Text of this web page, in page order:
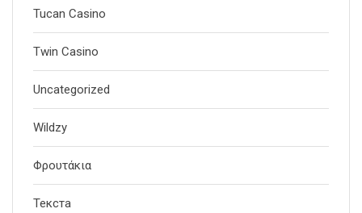
Tucan Casino
Twin Casino
Uncategorized
Wildzy
Φρουτάκια
Текста